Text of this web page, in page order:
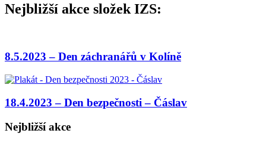
Nejbližší akce složek IZS:
8.5.2023 – Den záchranářů v Kolíně
18.4.2023 – Den bezpečnosti – Čáslav
Nejbližší akce